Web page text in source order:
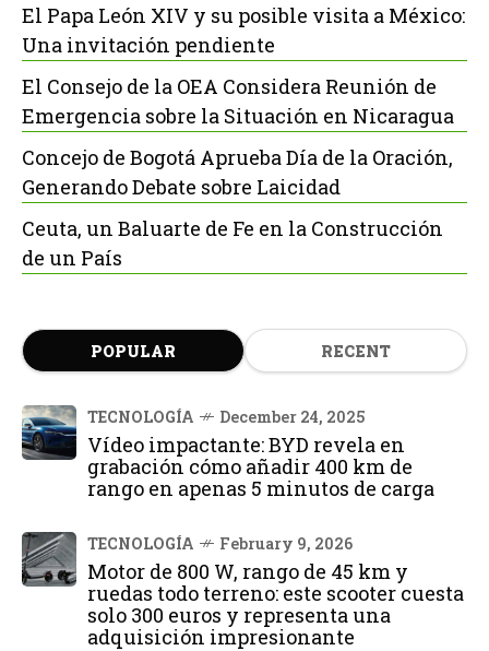
El Papa León XIV y su posible visita a México:
Una invitación pendiente
El Consejo de la OEA Considera Reunión de
Emergencia sobre la Situación en Nicaragua
Concejo de Bogotá Aprueba Día de la Oración,
Generando Debate sobre Laicidad
Ceuta, un Baluarte de Fe en la Construcción
de un País
POPULAR RECENT
TECNOLOGÍA December 24, 2025
Vídeo impactante: BYD revela en
grabación cómo añadir 400 km de
rango en apenas 5 minutos de carga
TECNOLOGÍA February 9, 2026
Motor de 800 W, rango de 45 km y
ruedas todo terreno: este scooter cuesta
solo 300 euros y representa una
adquisición impresionante